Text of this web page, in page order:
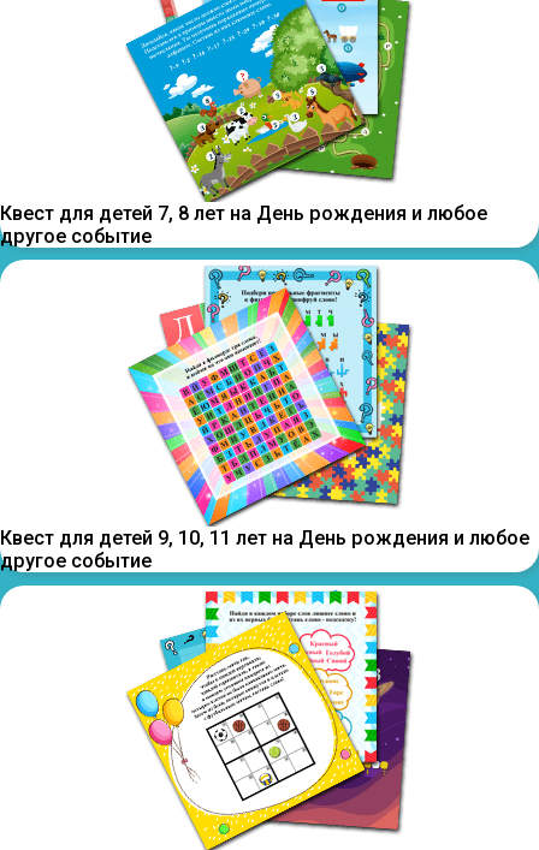
Квест для детей 7, 8 лет на День рождения и любое
другое событие
Квест для детей 9, 10, 11 лет на День рождения и любое
другое событие